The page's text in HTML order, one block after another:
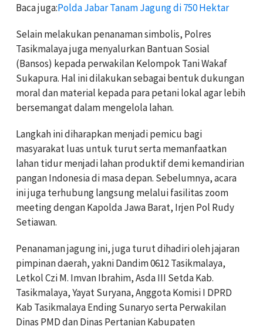
Baca juga:Polda Jabar Tanam Jagung di 750 Hektar
Selain melakukan penanaman simbolis, Polres
Tasikmalaya juga menyalurkan Bantuan Sosial
(Bansos) kepada perwakilan Kelompok Tani Wakaf
Sukapura. Hal ini dilakukan sebagai bentuk dukungan
moral dan material kepada para petani lokal agar lebih
bersemangat dalam mengelola lahan.
Langkah ini diharapkan menjadi pemicu bagi
masyarakat luas untuk turut serta memanfaatkan
lahan tidur menjadi lahan produktif demi kemandirian
pangan Indonesia di masa depan. Sebelumnya, acara
ini juga terhubung langsung melalui fasilitas zoom
meeting dengan Kapolda Jawa Barat, Irjen Pol Rudy
Setiawan.
Penanaman jagung ini, juga turut dihadiri oleh jajaran
pimpinan daerah, yakni Dandim 0612 Tasikmalaya,
Letkol Czi M. Imvan Ibrahim, Asda III Setda Kab.
Tasikmalaya, Yayat Suryana, Anggota Komisi I DPRD
Kab Tasikmalaya Ending Sunaryo serta Perwakilan
Dinas PMD dan Dinas Pertanian Kabupaten